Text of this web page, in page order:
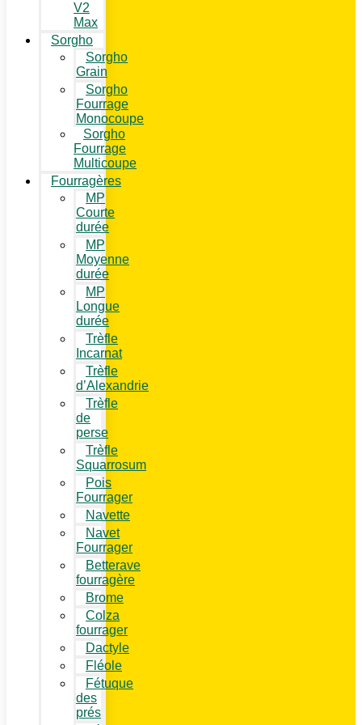
V2
Max
Sorgho
Sorgho
Grain
Sorgho
Fourrage
Monocoupe
Sorgho
Fourrage
Multicoupe
Fourragères
MP
Courte
durée
MP
Moyenne
durée
MP
Longue
durée
Trèfle
Incarnat
Trèfle
d’Alexandrie
Trèfle
de
perse
Trèfle
Squarrosum
Pois
Fourrager
Navette
Navet
Fourrager
Betterave
fourragère
Brome
Colza
fourrager
Dactyle
Fléole
Fétuque
des
prés